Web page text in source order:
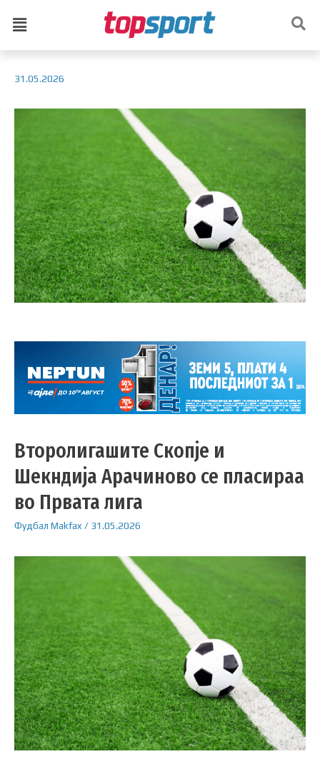
31.05.2026
Второлигашите Скопје и
Шекндија Арачиново се пласираа
во Првата лига
Фудбал Makfax / 31.05.2026